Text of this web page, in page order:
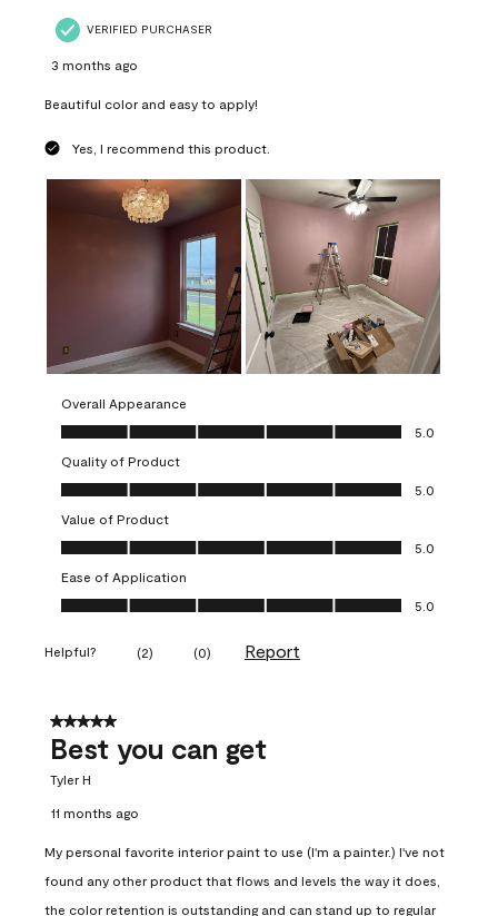
VERIFIED PURCHASER
3 months ago
Beautiful color and easy to apply!
Yes, I recommend this product.
Overall Appearance
Overall Appearance, 5.0 out of 5
5.0
Quality of Product
Quality of Product, 5.0 out of 5
5.0
Value of Product
Value of Product, 5.0 out of 5
5.0
Ease of Application
Ease of Application, 5.0 out of 5
5.0
Helpful? (2) (0) Report
5 out of 5 stars.
Best you can get
Tyler H
11 months ago
My personal favorite interior paint to use (I'm a painter.) I've not
found any other product that flows and levels the way it does,
the color retention is outstanding and can stand up to regular